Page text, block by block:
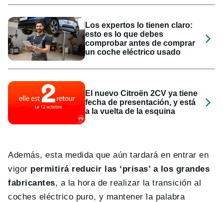
Los expertos lo tienen claro:
esto es lo que debes
comprobar antes de comprar
un coche eléctrico usado
El nuevo Citroën 2CV ya tiene
fecha de presentación, y está
a la vuelta de la esquina
Además, esta medida que aún tardará en entrar en
vigor permitirá reducir las ‘prisas’ a los grandes
fabricantes, a la hora de realizar la transición al
coches eléctrico puro, y mantener la palabra